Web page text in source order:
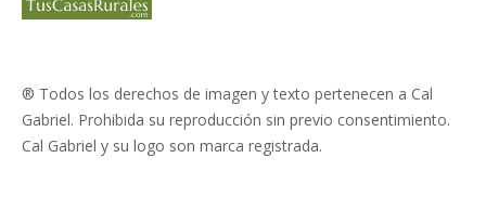
® Todos los derechos de imagen y texto pertenecen a Cal
Gabriel. Prohibida su reproducción sin previo consentimiento.
Cal Gabriel y su logo son marca registrada.